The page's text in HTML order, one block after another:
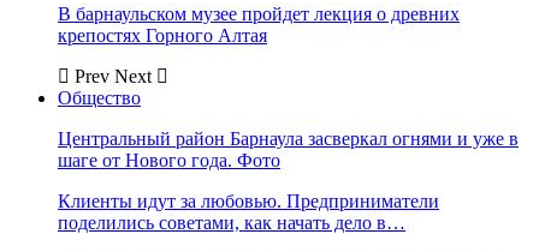
В барнаульском музее пройдет лекция о древних
крепостях Горного Алтая
Prev Next
Общество
Центральный район Барнаула засверкал огнями и уже в
шаге от Нового года. Фото
Клиенты идут за любовью. Предприниматели
поделились советами, как начать дело в…